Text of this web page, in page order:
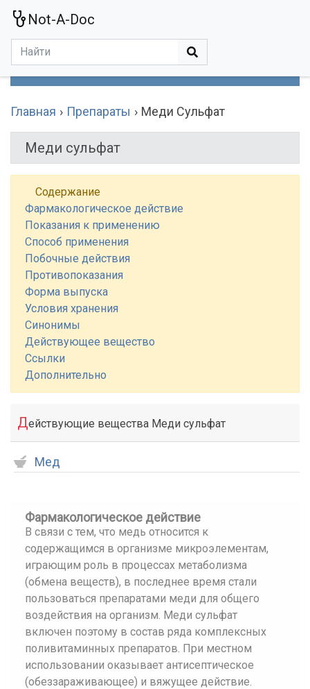
Not-A-Doc
Главная Препараты Меди Сульфат
Меди сульфат
Содержание
Фармакологическое действие
Показания к применению
Способ применения
Побочные действия
Противопоказания
Форма выпуска
Условия хранения
Синонимы
Действующее вещество
Ссылки
Дополнительно
Действующие вещества Меди сульфат
Мед
Фармакологическое действие
В связи с тем, что медь относится к
содержащимся в организме микроэлементам,
играющим роль в процессах метаболизма
(обмена веществ), в последнее время стали
пользоваться препаратами меди для общего
воздействия на организм. Меди сульфат
включен поэтому в состав ряда комплексных
поливитаминных препаратов. При местном
использовании оказывает антисептическое
(обеззараживающее) и вяжущее действие.